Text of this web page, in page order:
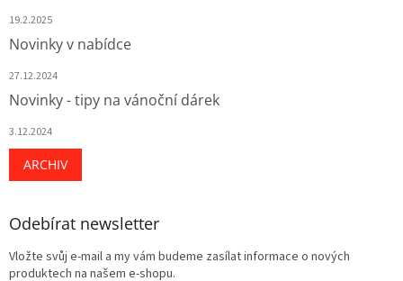
19.2.2025
Novinky v nabídce
27.12.2024
Novinky - tipy na vánoční dárek
3.12.2024
ARCHIV
Odebírat newsletter
Vložte svůj e-mail a my vám budeme zasílat informace o nových
produktech na našem e-shopu.